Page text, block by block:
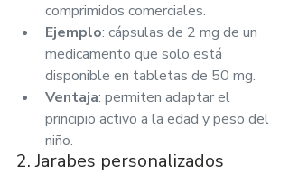
comprimidos comerciales.
Ejemplo: cápsulas de 2 mg de un
medicamento que solo está
disponible en tabletas de 50 mg.
Ventaja: permiten adaptar el
principio activo a la edad y peso del
niño.
2. Jarabes personalizados